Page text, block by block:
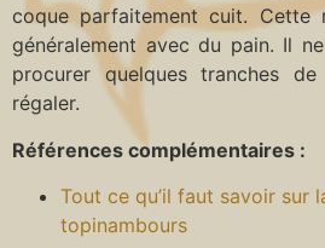
coque parfaitement cuit. Cette
généralement avec du pain. Il
procurer quelques tranches
régaler.
Références complémentaires :
Tout ce qu’il faut savoir sur
topinambours